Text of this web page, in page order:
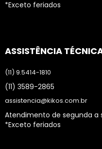
*Exceto feriados
ASSISTÊNCIA
(11) 9.5414-1810
(11) 3589-2865
assistencia@kikos.com.br
Atendimento de segunda a
*Exceto feriados